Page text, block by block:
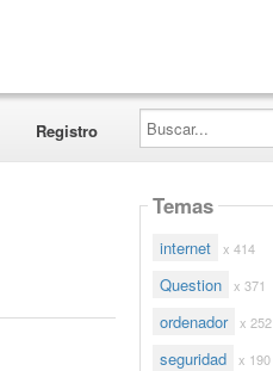
Registro
Buscar...
Temas
internet x 414
Question x 371
ordenador x 252
seguridad x 190